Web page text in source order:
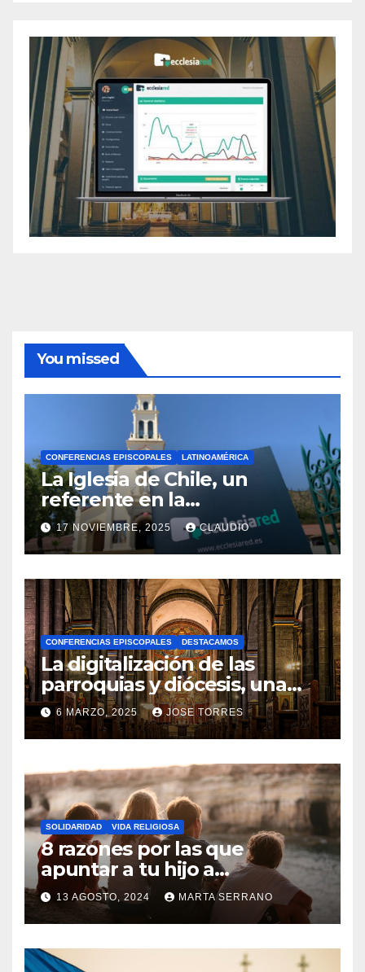
You missed
CONFERENCIAS EPISCOPALES LATINOAMÉRICA
La Iglesia de Chile, un
referente en la
transformación digital
gracias a Ecclesiared
17 NOVIEMBRE, 2025 CLAUDIO
N
O
H
A
Y
C
O
M
N
T
A
R
I
O
S
CONFERENCIAS EPISCOPALES DESTACAMOS
La digitalización de las
parroquias y diócesis, una
realidad ya para el futuro de
la Iglesia
6 MARZO, 2025 JOSE TORRES
N
O
H
A
Y
SOLIDARIDAD VIDA RELIGIOSA
8 razones por las que
apuntar a tu hijo a
Catequesis
13 AGOSTO, 2024 MARTA SERRANO
N
O